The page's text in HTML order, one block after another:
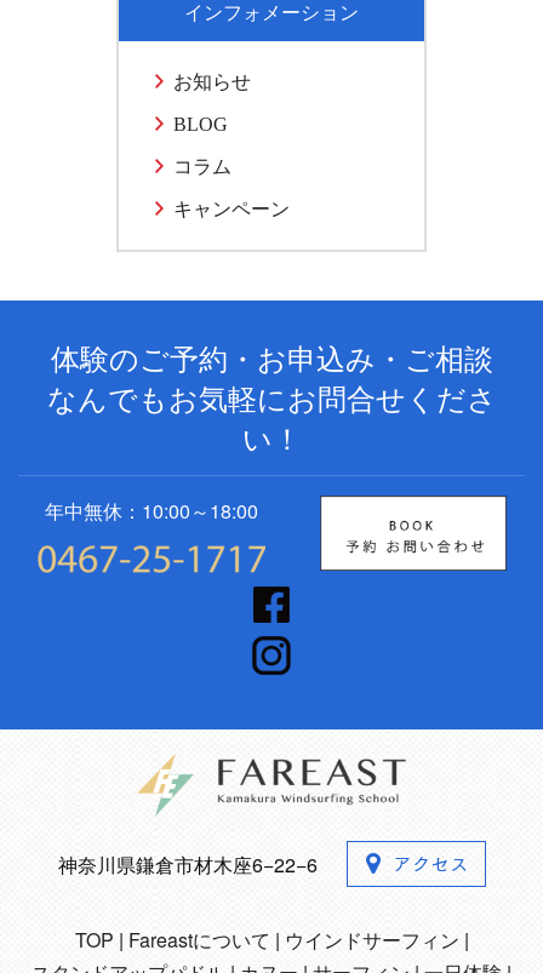
インフォメーション
お知らせ
BLOG
コラム
キャンペーン
体験のご予約・お申込み・ご相談
なんでもお気軽にお問合せくださ
い！
年中無休：10:00～18:00
神奈川県鎌倉市材木座6−22−6
TOP Fareastについて
ウインドサーフィン